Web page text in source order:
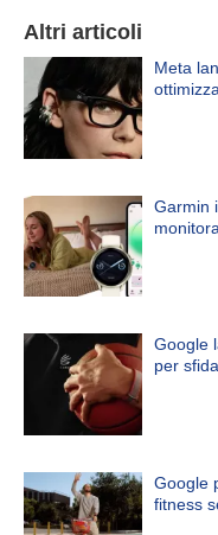
Altri articoli
Meta
Garmin
Google
per
Google
fitness